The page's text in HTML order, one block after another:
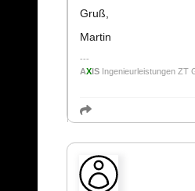
Gruß,
Martin
AXIS Ingenieurleistungen ZT